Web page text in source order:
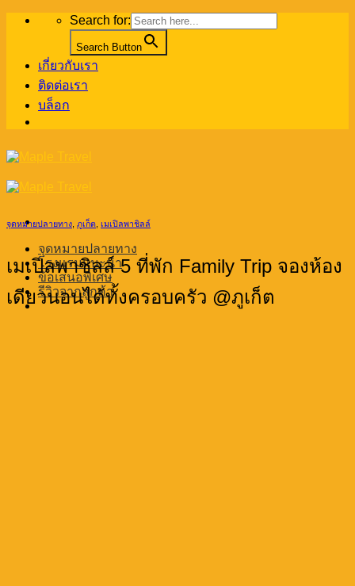
Skip
Search for:
Search Button
เกี่ยวกับเรา
ติดต่อเรา
บล็อก
จุดหมายปลายทาง
โรงแรมแนะนำ
ข้อเสนอพิเศษ
รีวิวจากลูกค้า
จุดหมายปลายทาง ภูเก็ต เมเปิลพาชิลล์
เมเปิลพาชิลล์ 5 ที่พัก Family Trip จองห้อง
เดียวนอนได้ทั้งครอบครัว @ภูเก็ต